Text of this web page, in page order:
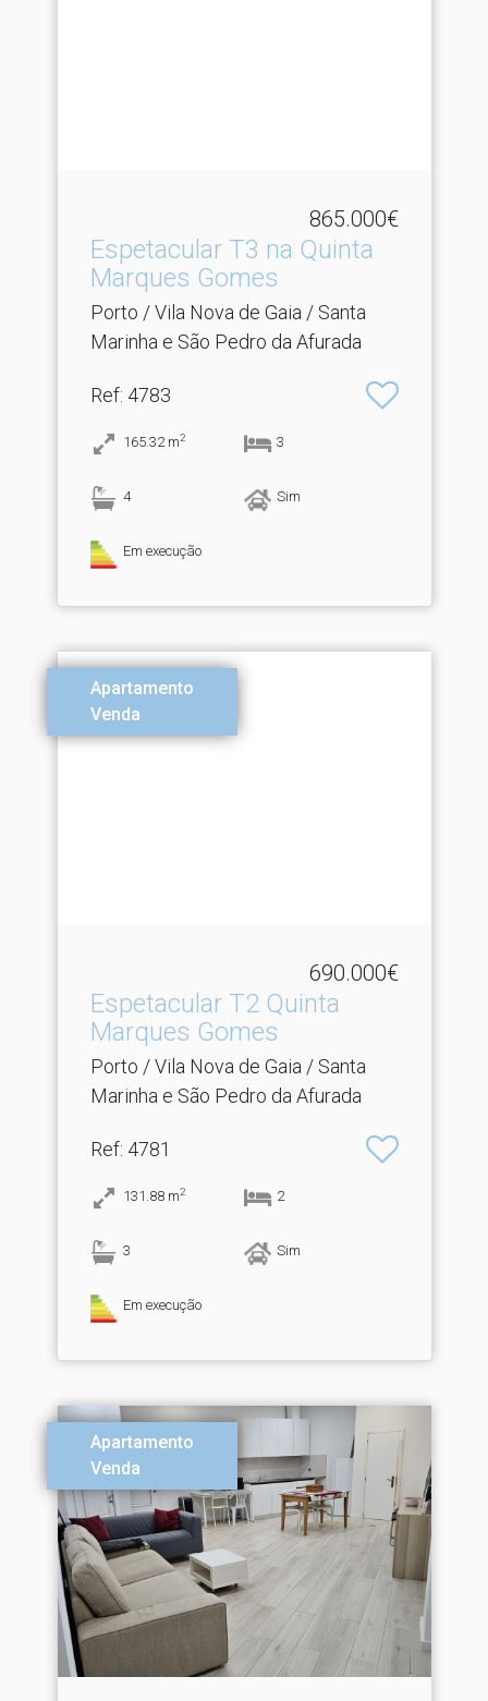
865.000€
Espetacular T3 na Quinta
Marques Gomes
Porto / Vila Nova de Gaia / Santa
Marinha e São Pedro da Afurada
Ref: 4783
165.32 m2 3
4 Sim
Em execução
Apartamento
Venda
690.000€
Espetacular T2 Quinta
Marques Gomes
Porto / Vila Nova de Gaia / Santa
Marinha e São Pedro da Afurada
Ref: 4781
131.88 m2 2
3 Sim
Em execução
Apartamento
Venda